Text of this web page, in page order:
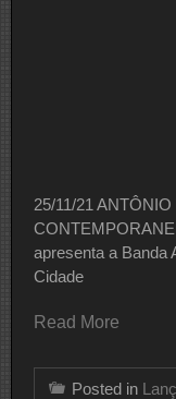
25/11/21
apresenta a Banda
Cidade
Read More
Posted in